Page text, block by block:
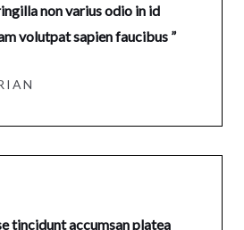
non varius odio in id
volutpat sapien faucibus ”
tincidunt accumsan platea